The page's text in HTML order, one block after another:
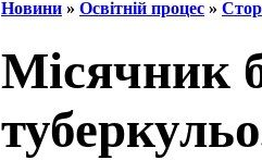
Новини » Освітній процес »
Місячник